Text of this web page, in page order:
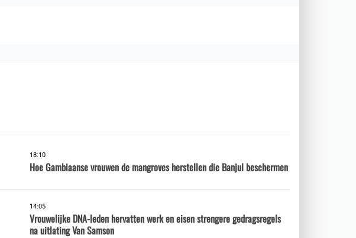
18:10
Hoe Gambiaanse vrouwen de mangroves herstellen die Banjul beschermen
14:05
Vrouwelijke DNA-leden hervatten werk en eisen strengere gedragsregels
na uitlating Van Samson